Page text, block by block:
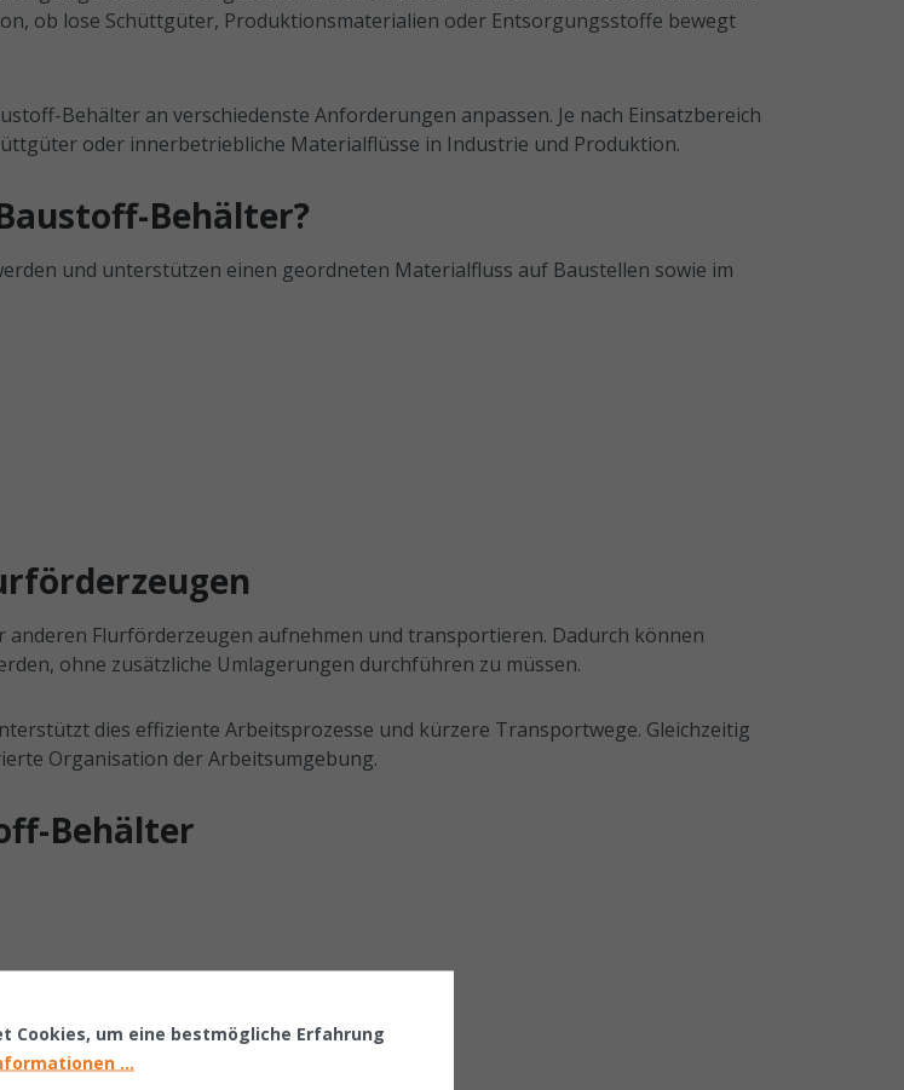
ob lose Schüttgüter, Produktionsmaterialien oder Entsorgungsstoffe bewegt
Behälter an verschiedenste Anforderungen anpassen. Je nach Einsatzbereich
oder innerbetriebliche Materialflüsse in Industrie und Produktion.
Behälter?
und unterstützen einen geordneten Materialfluss auf Baustellen sowie im
Flurförderzeugen aufnehmen und transportieren. Dadurch können
ohne zusätzliche Umlagerungen durchführen zu müssen.
dies effiziente Arbeitsprozesse und kürzere Transportwege. Gleichzeitig
Organisation der Arbeitsumgebung.
Behälter
Cookies, um eine bestmögliche Erfahrung
...